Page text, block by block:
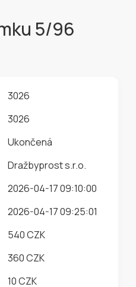
5/96
3026
3026
Ukončená
Dražbyprost s.r.o.
2026-04-17 09:10:00
2026-04-17 09:25:01
540 CZK
360 CZK
10 CZK